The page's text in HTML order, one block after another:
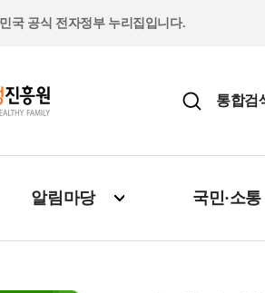
국 공식 전자정부 누리집입니다.
통합검
알림마당 국민·소통